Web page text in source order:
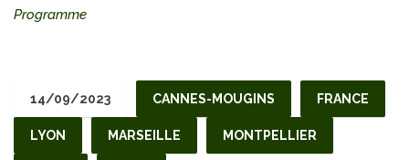
Programme
14/09/2023 CANNES-MOUGINS FRANCE
LYON MARSEILLE MONTPELLIER